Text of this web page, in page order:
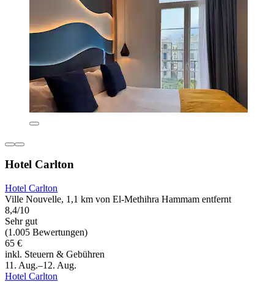
Hotel Carlton
Hotel Carlton
Ville Nouvelle, 1,1 km von El-Methihra Hammam entfernt
8,4/10
Sehr gut
(1.005 Bewertungen)
65 €
inkl. Steuern & Gebühren
11. Aug.–12. Aug.
Hotel Carlton